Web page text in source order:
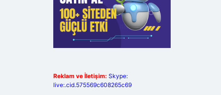
Reklam ve İletişim: Skype:
live:.cid.575569c608265c69